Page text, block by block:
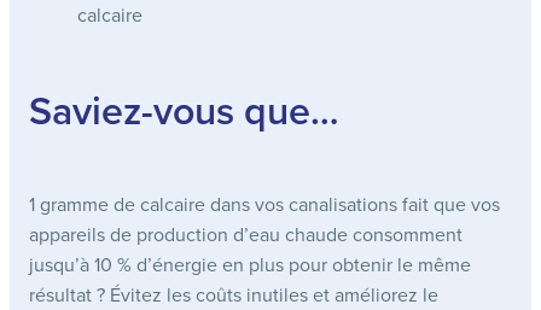
calcaire
Saviez-vous que…
1 gramme de calcaire dans vos canalisations fait que vos
appareils de production d’eau chaude consomment
jusqu’à 10 % d’énergie en plus pour obtenir le même
résultat ? Évitez les coûts inutiles et améliorez le